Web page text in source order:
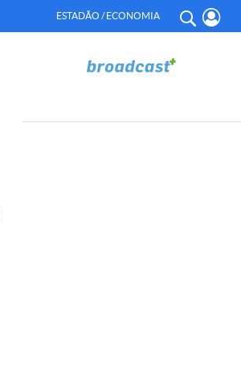
ESTADÃO / ECONOMIA